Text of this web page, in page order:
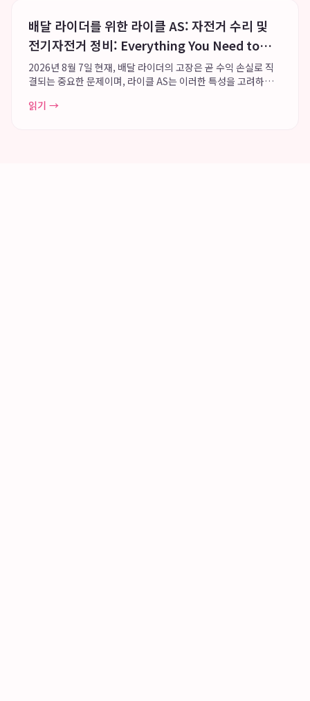
배달 라이더를 위한 라이클 AS: 자전거 수리 및
전기자전거 정비: Everything You Need to
Know
2026년 8월 7일 현재, 배달 라이더의 고장은 곧 수익 손실로 직
결되는 중요한 문제이며, 라이클 AS는 이러한 특성을 고려하여
귀할 수 있도록 지원합니다. 특히 펑크나 소모품 교체와 같은 긴
읽기 →